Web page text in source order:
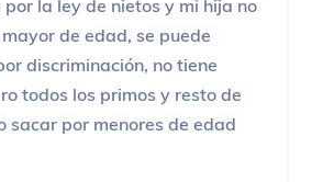
la ley de nietos y mi hija no
de edad, se puede
discriminación, no tiene
todos los primos y resto de
sacar por menores de edad